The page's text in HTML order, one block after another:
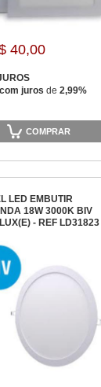
40,00
juros de 2,99%
COMPRAR
LED EMBUTIR
18W 3000K BIV
- REF LD31823